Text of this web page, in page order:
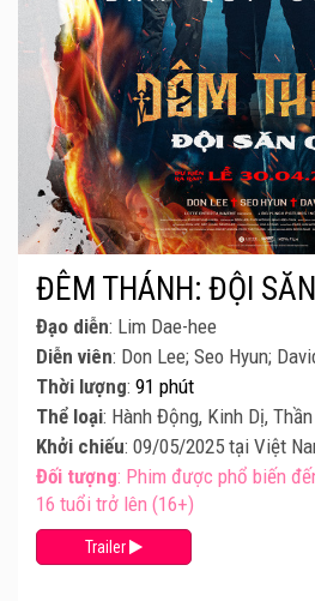
ĐÊM THÁNH: ĐỘI
Đạo diễn: Lim Dae-hee
Diễn viên: Don Lee; Seo Hyun;
Thời lượng: 91 phút
Thể loại: Hành Động, Kinh Dị,
Khởi chiếu: 09/05/2025 tại Việt
Đối tượng: Phim được phổ biến
16 tuổi trở lên (16+)
Trailer